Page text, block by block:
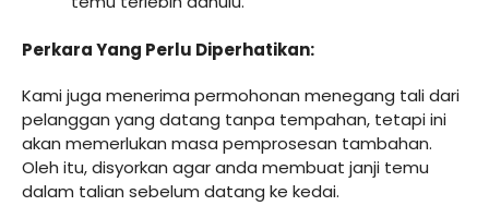
Perkara Yang Perlu Diperhatikan:
Kami juga menerima permohonan menegang tali dari
pelanggan yang datang tanpa tempahan, tetapi ini
akan memerlukan masa pemprosesan tambahan.
Oleh itu, disyorkan agar anda membuat janji temu
dalam talian sebelum datang ke kedai.